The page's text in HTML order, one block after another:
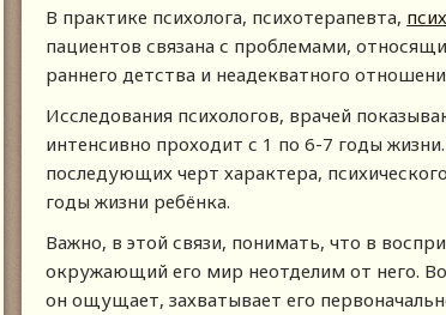
В практике психолога, психотерапевта,
пациентов связана с проблемами,
раннего детства и неадекватного
Исследования психологов, врачей
интенсивно проходит с 1 по 6-7 годы
последующих черт характера,
годы жизни ребёнка.
Важно, в этой связи, понимать, что в
окружающий его мир неотделим от него.
он ощущает, захватывает его